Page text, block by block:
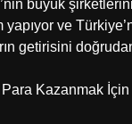
büyük
yapıyor ve
getirisini
Para Kazanmak